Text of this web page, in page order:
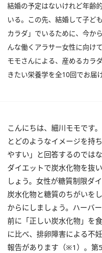
結婚の予定はないけれど年齢
いる。この先、結婚して子ど
カラダ」でいるために、今か
んな働くアラサー女性に向け
モモさんによる、産めるカラ
きたい栄養学を全10回でお届
こんにちは、細川モモです
とどのようなイメージを持
やすい」と回答するのでは
ダイエットで炭水化物を抜
しょう。女性が糖質制限ダ
炭水化物と糖質のちがいを
からにしましょう。ハーバ
前に「正しい炭水化物」を
に比べ、排卵障害による不
報告があります（※1）。第